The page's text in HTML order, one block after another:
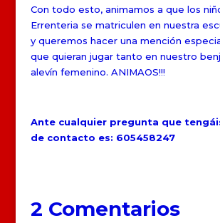
Con todo esto, animamos a que los
Errenteria se matriculen en nuestra
y queremos hacer una mención
que quieran jugar tanto en nuestro
alevín femenino. ANIMAOS!!!
Ante cualquier pregunta que
de contacto es: 605458247
2 Comentarios